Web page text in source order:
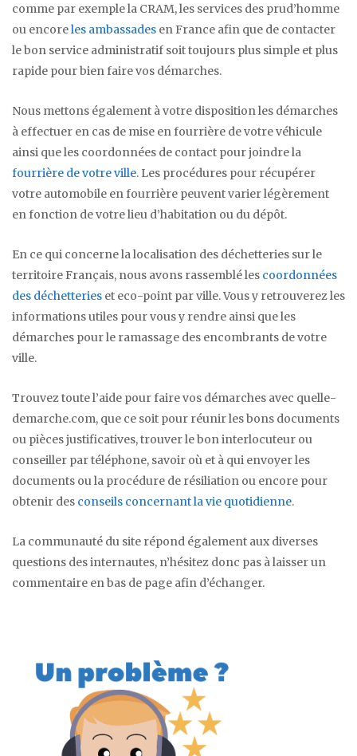
comme par exemple la CRAM, les services des prud’homme
ou encoreles ambassades en France afin que de contacter
le bon service administratif soit toujours plus simple et plus
rapide pour bien faire vos démarches.
Nous mettons également à votre disposition les démarches
à effectuer en cas de mise en fourrière de votre véhicule
ainsi que les coordonnées de contact pour joindre la
fourrière de votre ville. Les procédures pour récupérer
votre automobile en fourrière peuvent varier légèrement
en fonction de votre lieu d’habitation ou du dépôt.
En ce qui concerne la localisation des déchetteries sur le
territoire Français, nous avons rassemblé les coordonnées
des déchetteries et eco-point par ville. Vous y retrouverez les
informations utiles pour vous y rendre ainsi que les
démarches pour le ramassage des encombrants de votre
ville.
Trouvez toute l’aide pour faire vos démarches avec quelle-
demarche.com, que ce soit pour réunir les bons documents
ou pièces justificatives, trouver le bon interlocuteur ou
conseiller par téléphone, savoir où et à qui envoyer les
documents ou la procédure de résiliation ou encore pour
obtenir des conseils concernant la vie quotidienne.
La communauté du site répond également aux diverses
questions des internautes, n’hésitez donc pas à laisser un
commentaire en bas de page afin d’échanger.